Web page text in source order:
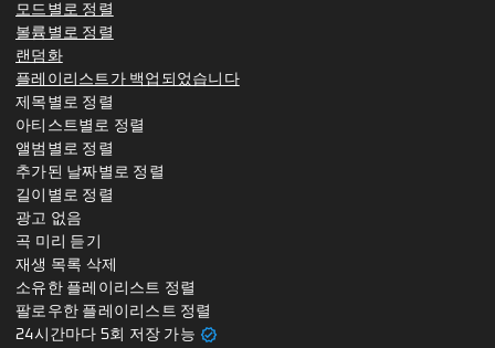
모드별로 정렬
볼륨별로 정렬
랜덤화
플레이리스트가 백업되었습니다
제목별로 정렬
아티스트별로 정렬
앨범별로 정렬
추가된 날짜별로 정렬
길이별로 정렬
광고 없음
곡 미리 듣기
재생 목록 삭제
소유한 플레이리스트 정렬
팔로우한 플레이리스트 정렬
24시간마다 5회 저장 가능 verified